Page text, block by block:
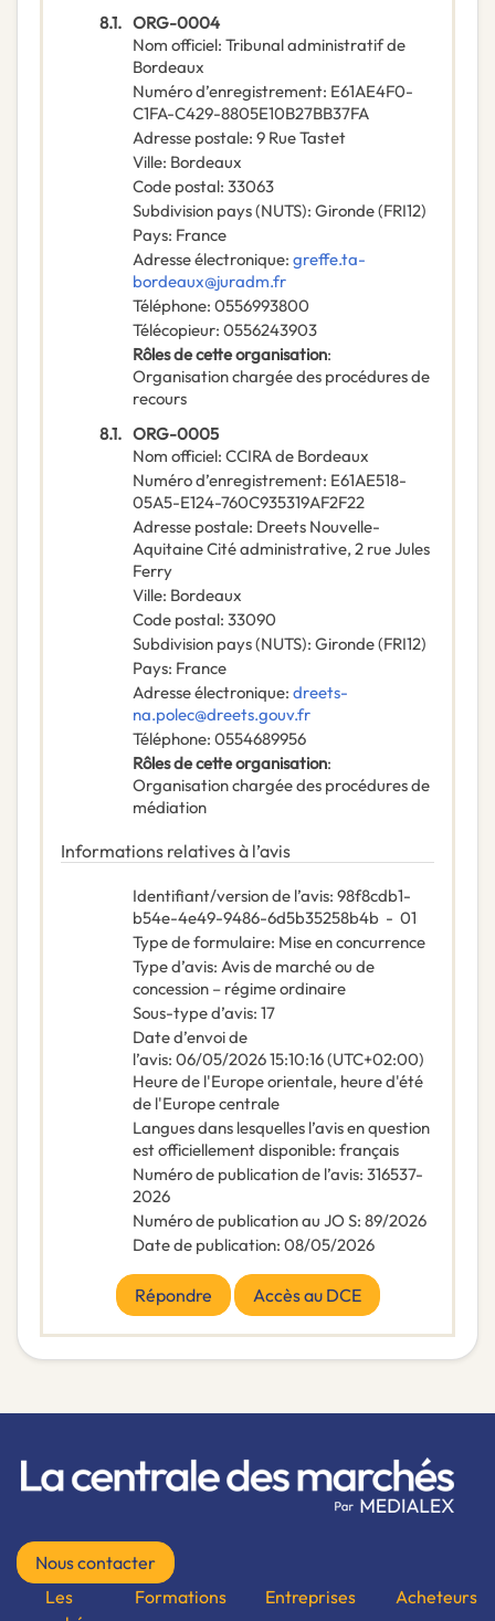
8.1. ORG-0004
Nom officiel: Tribunal administratif de
Bordeaux
Numéro d’enregistrement: E61AE4F0-
C1FA-C429-8805E10B27BB37FA
Adresse postale: 9 Rue Tastet
Ville: Bordeaux
Code postal: 33063
Subdivision pays (NUTS): Gironde(FRI12)
Pays: France
Adresse électronique: greffe.ta-
bordeaux@juradm.fr
Téléphone: 0556993800
Télécopieur: 0556243903
Rôles de cette organisation:
Organisation chargée des procédures de
recours
8.1. ORG-0005
Nom officiel: CCIRA de Bordeaux
Numéro d’enregistrement: E61AE518-
05A5-E124-760C935319AF2F22
Adresse postale: Dreets Nouvelle-
Aquitaine Cité administrative, 2 rue Jules
Ferry
Ville: Bordeaux
Code postal: 33090
Subdivision pays (NUTS): Gironde(FRI12)
Pays: France
Adresse électronique: dreets-
na.polec@dreets.gouv.fr
Téléphone: 0554689956
Rôles de cette organisation:
Organisation chargée des procédures de
médiation
Informations relatives à l’avis
Identifiant/version de l’avis: 98f8cdb1-
b54e-4e49-9486-6d5b35258b4b - 01
Type de formulaire: Mise en concurrence
Type d’avis: Avis de marché ou de
concession – régime ordinaire
Sous-type d’avis: 17
Date d’envoi de
l’avis: 06/05/202615:10:16 (UTC+02:00)
Heure de l'Europe orientale, heure d'été
de l'Europe centrale
Langues dans lesquelles l’avis en question
est officiellement disponible: français
Numéro de publication de l’avis: 316537-
2026
Numéro de publication au JO S: 89/2026
Date de publication: 08/05/2026
Répondre Accès au DCE
Nous contacter
Les
Formations Entreprises Acheteurs